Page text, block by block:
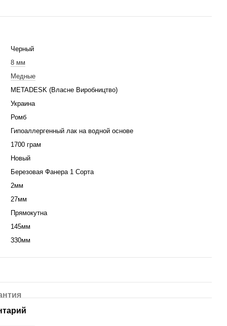
Черный
8 мм
Медные
METADESK (Власне Виробництво)
Украина
Ромб
Гипоаллергенный лак на водной основе
1700 грам
Новый
Березовая Фанера 1 Сорта
2мм
27мм
Прямокутна
145мм
330мм